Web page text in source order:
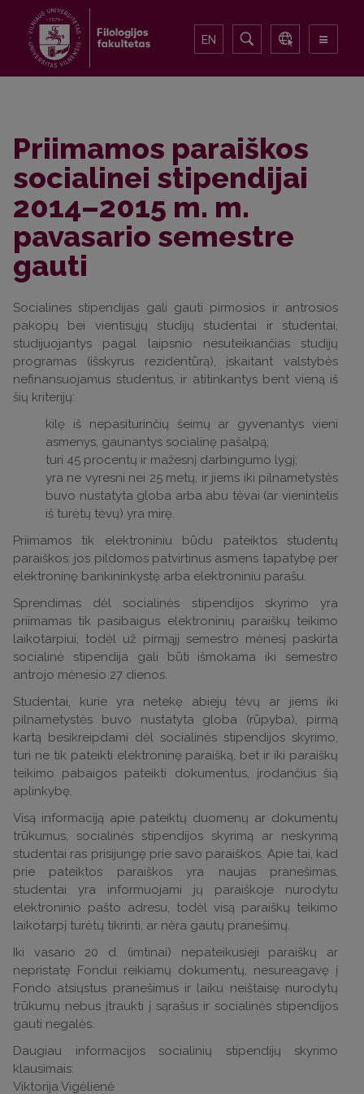
EN
Priimamos paraiškos
socialinei stipendijai
2014–2015 m. m.
pavasario semestre
gauti
Socialines stipendijas gali gauti pirmosios ir antrosios
pakopų bei vientisųjų studijų studentai ir studentai,
studijuojantys pagal laipsnio nesuteikiančias studijų
programas (išskyrus rezidentūrą), įskaitant valstybės
nefinansuojamus studentus, ir atitinkantys bent vieną iš
šių kriterijų:
kilę iš nepasiturinčių šeimų ar gyvenantys vieni
asmenys, gaunantys socialinę pašalpą;
turi 45 procentų ir mažesnį darbingumo lygį;
yra ne vyresni nei 25 metų, ir jiems iki pilnametystės
buvo nustatyta globa arba abu tėvai (ar vienintelis
iš turėtų tėvų) yra mirę.
Priimamos tik elektroniniu būdu pateiktos studentų
paraiškos: jos pildomos patvirtinus asmens tapatybę per
elektroninę bankininkystę arba elektroniniu parašu.
Sprendimas dėl socialinės stipendijos skyrimo yra
priimamas tik pasibaigus elektroninių paraiškų teikimo
laikotarpiui, todėl už pirmąjį semestro mėnesį paskirta
socialinė stipendija gali būti išmokama iki semestro
antrojo mėnesio 27 dienos.
Studentai, kurie yra netekę abiejų tėvų ar jiems iki
pilnametystės buvo nustatyta globa (rūpyba), pirmą
kartą besikreipdami dėl socialinės stipendijos skyrimo,
turi ne tik pateikti elektroninę paraišką, bet ir iki paraiškų
teikimo pabaigos pateikti dokumentus, įrodančius šią
aplinkybę.
Visą informaciją apie pateiktų duomenų ar dokumentų
trūkumus, socialinės stipendijos skyrimą ar neskyrimą
studentai ras prisijungę prie savo paraiškos. Apie tai, kad
prie pateiktos paraiškos yra naujas pranešimas,
studentai yra informuojami jų paraiškoje nurodytu
elektroninio pašto adresu, todėl visą paraiškų teikimo
laikotarpį turėtų tikrinti, ar nėra gautų pranešimų.
Iki vasario 20 d. (imtinai) nepateikusieji paraiškų ar
nepristatę Fondui reikiamų dokumentų, nesureagavę į
Fondo atsiųstus pranešimus ir laiku neištaisę nurodytų
trūkumų nebus įtraukti į sąrašus ir socialinės stipendijos
gauti negalės.
Daugiau informacijos socialinių stipendijų skyrimo
klausimais:
Viktorija Vigėlienė